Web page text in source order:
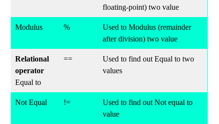
floating-point) two value
Modulus %
Used to Modulus (remainder
after division) two value
Relational
operator
Equal to
==
Used to find out Equal to two
values
Not Equal !=
Used to find out Not equal to
value